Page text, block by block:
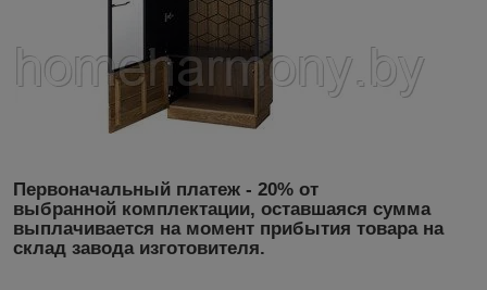
Первоначальный платеж - 20% от
выбранной комплектации, оставшаяся сумма
выплачивается на момент прибытия товара на
склад завода изготовителя.